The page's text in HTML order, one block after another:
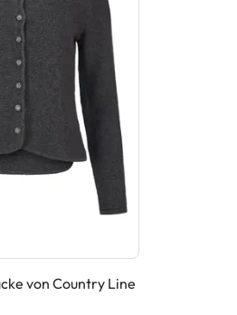
von Country Line